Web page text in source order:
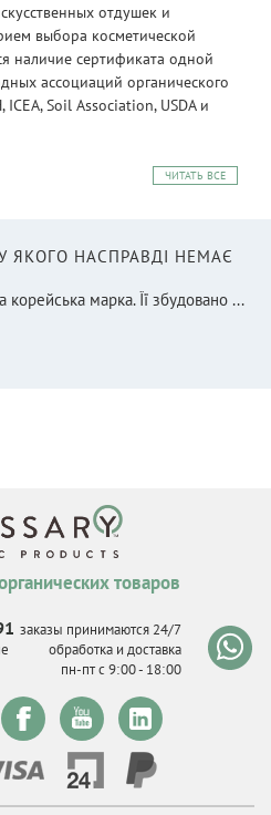
отдушек и
выбора косметической
наличие сертификата одной
ассоциаций органического
ICEA, Soil Association, USDA и
ЧИТАТЬ ВСЕ
У ЯКОГО НАСПРАВДІ НЕМАЄ
марка. Її збудовано ...
товаров
заказы принимаются 24/7
обработка и доставка
пн-пт с 9:00 - 18:00